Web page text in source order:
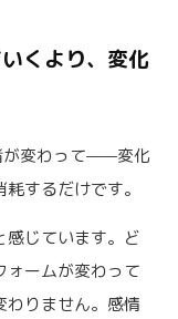
くより、変化
が変わって——変化
するだけです。
感じています。ど
ォームが変わって
わりません。感情